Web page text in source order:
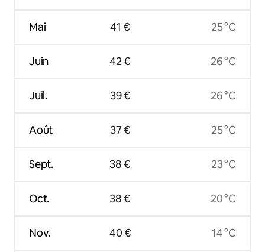
Mai
Juin
Juil.
Août
Sept.
Oct.
Nov.
41 €
42 €
39 €
37 €
38 €
38 €
40 €
25 °C
26 °C
26 °C
25 °C
23 °C
20 °C
14 °C